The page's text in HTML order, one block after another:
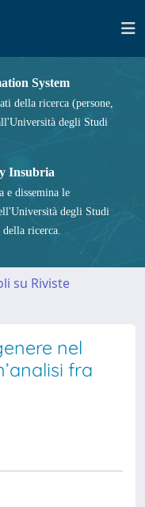
System
della ricerca (persone,
degli Studi
Insubria
e dissemina le
degli Studi
ricerca.
su Riviste
nel
fra